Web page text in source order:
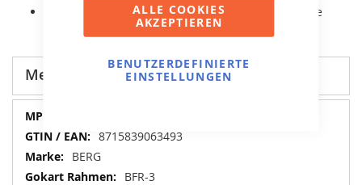
ALLE COOKIES
AKZEPTIEREN
BENUTZERDEFINIERTE
EINSTELLUNGEN
Er ist mit komfortablen Luftreifen und Pendelachse
Mehr Informationen
Mehr
Informationen8715839063493
BERG
BFR-3